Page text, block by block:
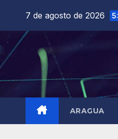
contenido
7 de agosto de 2026
ARAGUA